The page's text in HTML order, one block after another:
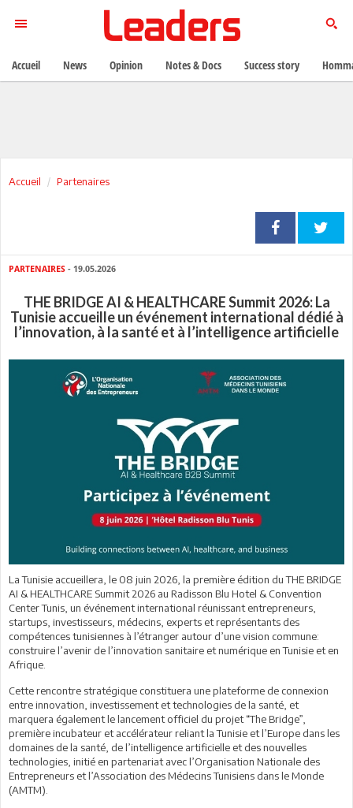
Accueil Partenaires
PARTENAIRES - 19.05.2026
THE BRIDGE AI & HEALTHCARE Summit 2026: La
Tunisie accueille un événement international dédié à
l’innovation, à la santé et à l’intelligence artificielle
La Tunisie accueillera, le 08 juin 2026, la première édition du THE BRIDGE
AI & HEALTHCARE Summit 2026 au Radisson Blu Hotel & Convention
Center Tunis, un événement international réunissant entrepreneurs,
startups, investisseurs, médecins, experts et représentants des
compétences tunisiennes à l’étranger autour d’une vision commune:
construire l’avenir de l’innovation sanitaire et numérique en Tunisie et en
Afrique.
Cette rencontre stratégique constituera une plateforme de connexion
entre innovation, investissement et technologies de la santé, et
marquera également le lancement officiel du projet “The Bridge”,
première incubateur et accélérateur reliant la Tunisie et l’Europe dans les
domaines de la santé, de l’intelligence artificielle et des nouvelles
technologies, initié en partenariat avec l’Organisation Nationale des
Entrepreneurs et l’Association des Médecins Tunisiens dans le Monde
(AMTM).
Accueil News Opinion Notes & Docs Success story